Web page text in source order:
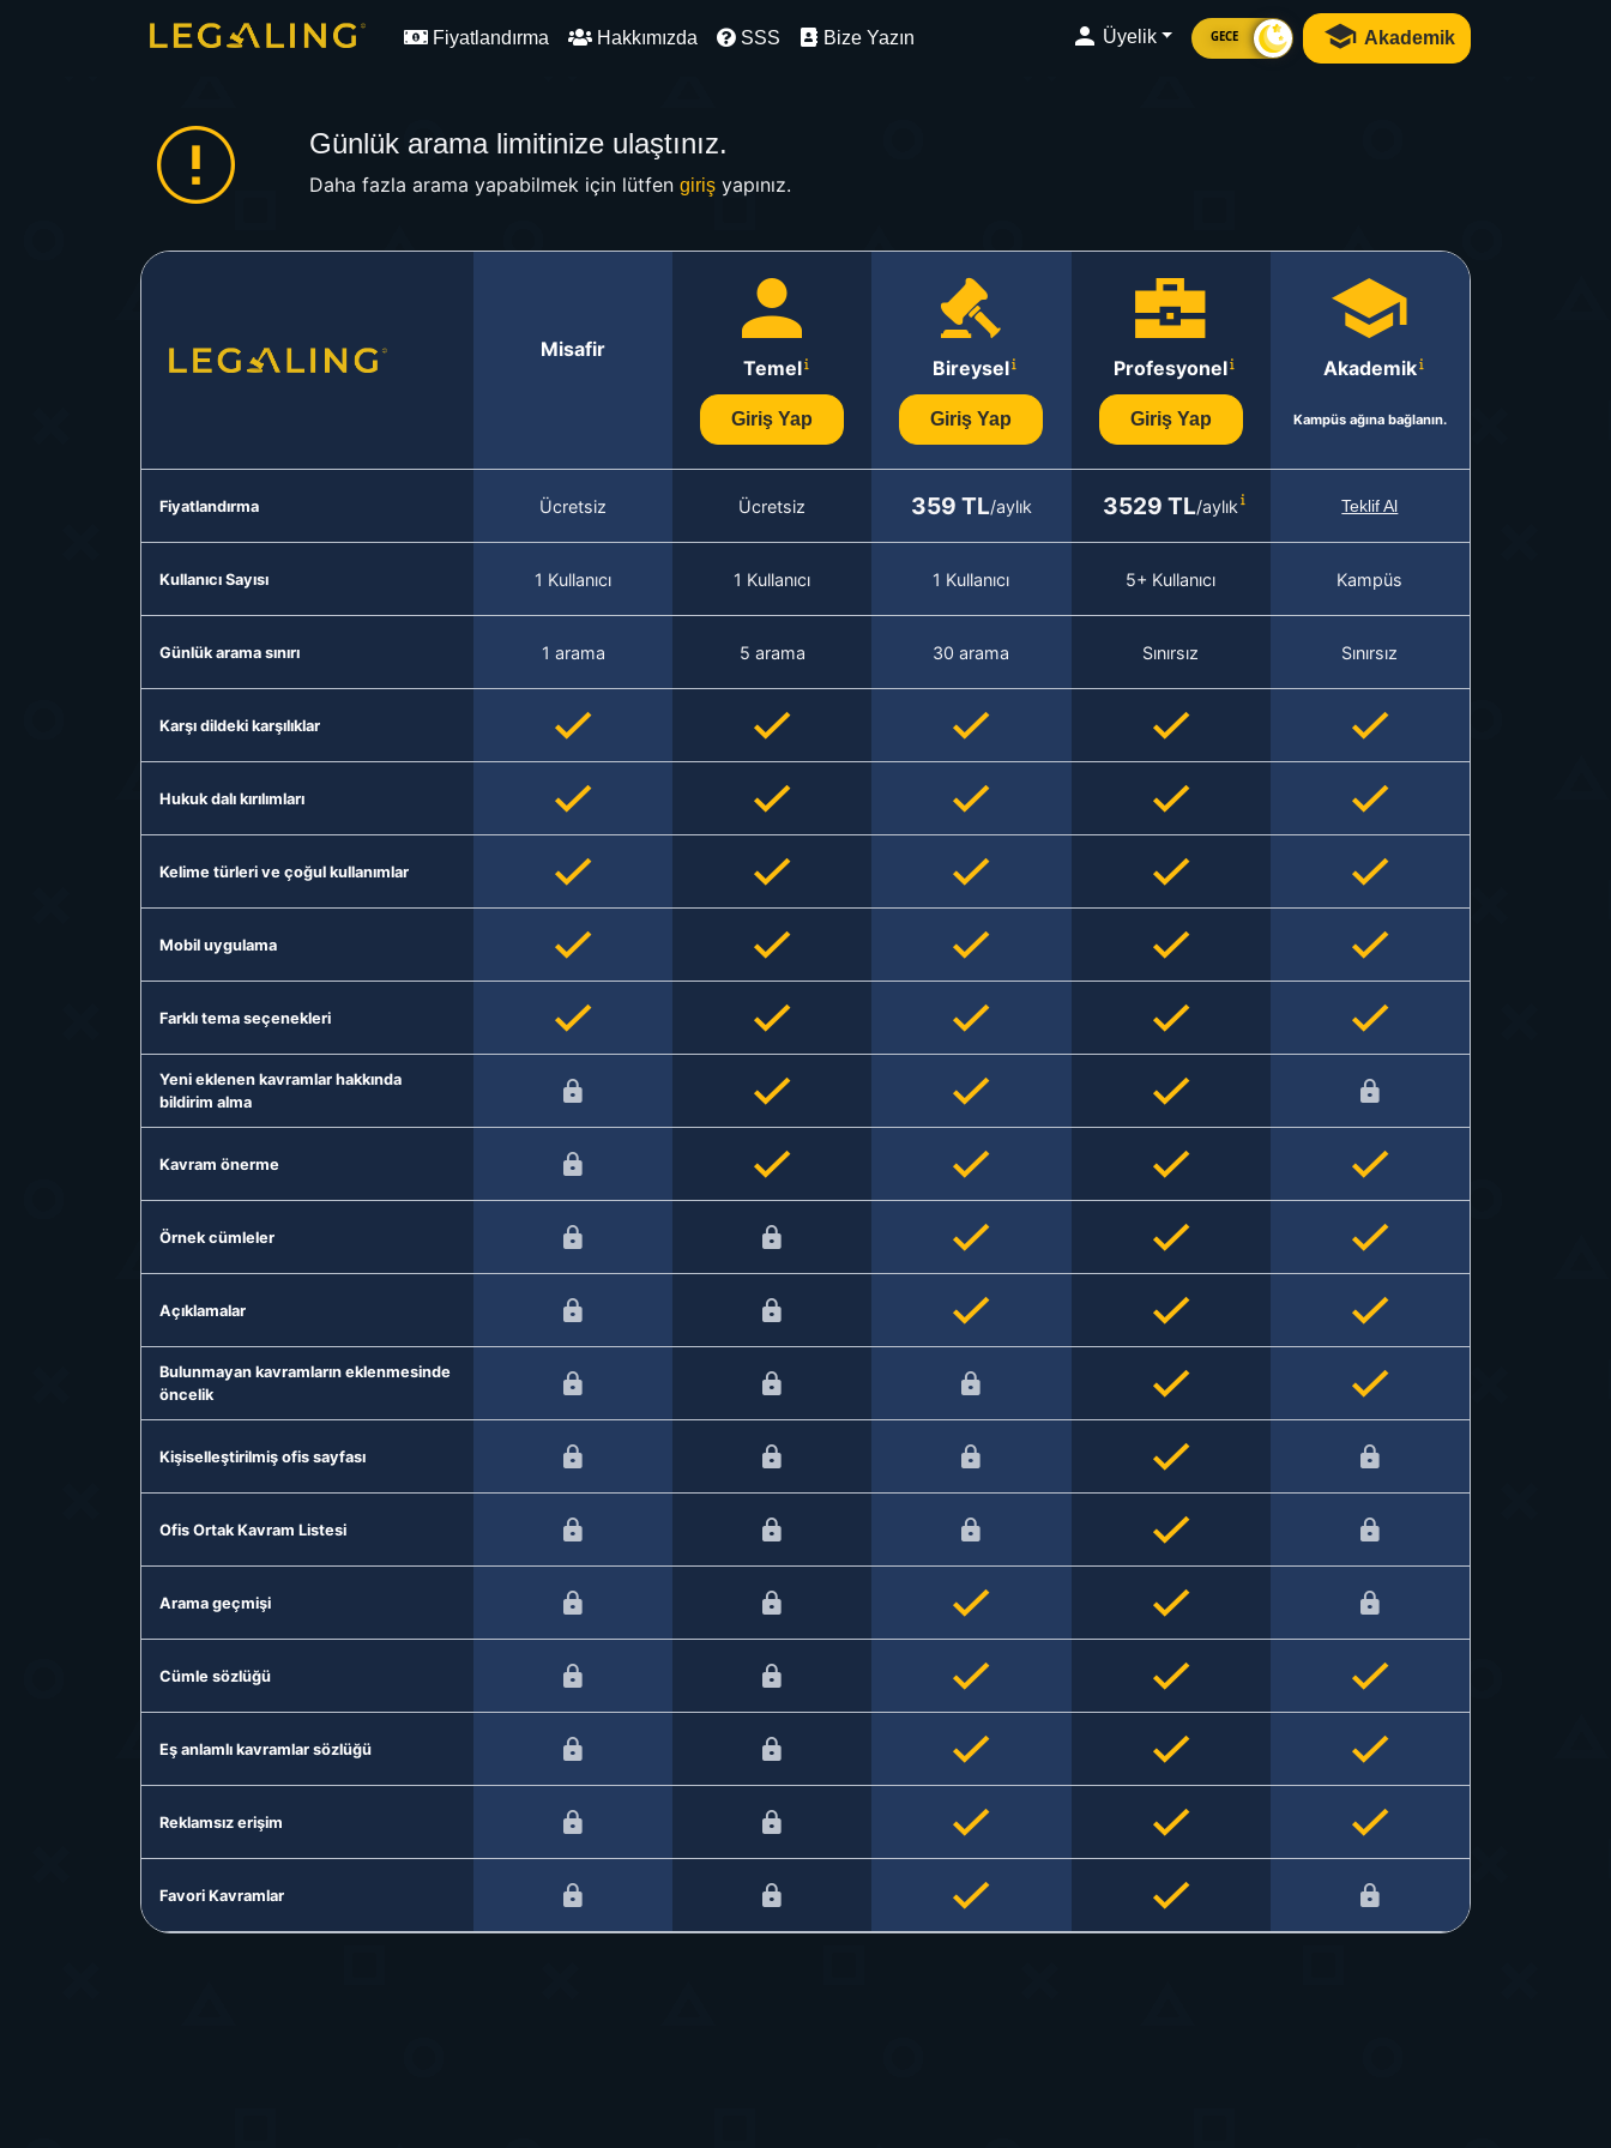
Fiyatlandırma Hakkımızda SSS Bize Yazın Üyelik GECE Akademik
Günlük arama limitinize ulaştınız.
Daha fazla arama yapabilmek için lütfen girişyapınız.
Misafir
Temel
Giriş Yap
Bireysel
Giriş Yap
Profesyonel
Giriş Yap
Akademik
Kampüs ağına bağlanın.
Fiyatlandırma Ücretsiz Ücretsiz 359 TL/aylık 3529 TL/aylık Teklif Al
Kullanıcı Sayısı 1 Kullanıcı 1 Kullanıcı 1 Kullanıcı 5+ Kullanıcı Kampüs
Günlük arama sınırı 1 arama 5 arama 30 arama Sınırsız Sınırsız
Karşı dildeki karşılıklar
Hukuk dalı kırılımları
Kelime türleri ve çoğul kullanımlar
Mobil uygulama
Farklı tema seçenekleri
Yeni eklenen kavramlar hakkında
bildirim alma
Kavram önerme
Örnek cümleler
Açıklamalar
Bulunmayan kavramların eklenmesinde
öncelik
Kişiselleştirilmiş ofis sayfası
Ofis Ortak Kavram Listesi
Arama geçmişi
Cümle sözlüğü
Eş anlamlı kavramlar sözlüğü
Reklamsız erişim
Favori Kavramlar